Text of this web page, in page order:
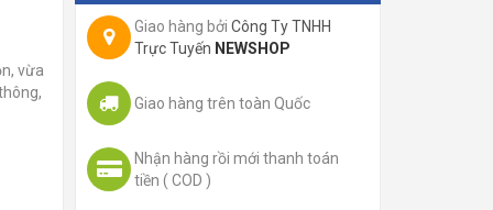
vừa
Giao hàng bởiCông Ty TNHH
Trực Tuyến NEWSHOP
Giao hàng trên toàn Quốc
Nhận hàng rồi mới thanh toán
tiền ( COD )